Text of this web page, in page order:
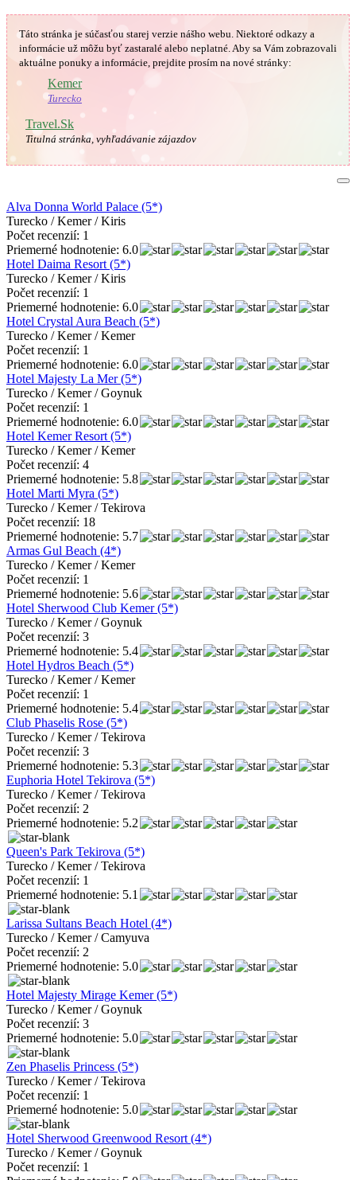
Táto stránka je súčasťou starej verzie nášho webu. Niektoré odkazy a
informácie už môžu byť zastaralé alebo neplatné.Aby sa Vám zobrazovali
aktuálne ponuky a informácie, prejdite prosím na nové stránky:
Kemer
Turecko
Travel.Sk
Titulná stránka, vyhľadávanie zájazdov
Alva Donna World Palace (5*)
Turecko / Kemer / Kiris
Počet recenzií: 1
Priemerné hodnotenie: 6.0
Hotel Daima Resort (5*)
Turecko / Kemer / Kiris
Počet recenzií: 1
Priemerné hodnotenie: 6.0
Hotel Crystal Aura Beach (5*)
Turecko / Kemer / Kemer
Počet recenzií: 1
Priemerné hodnotenie: 6.0
Hotel Majesty La Mer (5*)
Turecko / Kemer / Goynuk
Počet recenzií: 1
Priemerné hodnotenie: 6.0
Hotel Kemer Resort (5*)
Turecko / Kemer / Kemer
Počet recenzií: 4
Priemerné hodnotenie: 5.8
Hotel Marti Myra (5*)
Turecko / Kemer / Tekirova
Počet recenzií: 18
Priemerné hodnotenie: 5.7
Armas Gul Beach (4*)
Turecko / Kemer / Kemer
Počet recenzií: 1
Priemerné hodnotenie: 5.6
Hotel Sherwood Club Kemer (5*)
Turecko / Kemer / Goynuk
Počet recenzií: 3
Priemerné hodnotenie: 5.4
Hotel Hydros Beach (5*)
Turecko / Kemer / Kemer
Počet recenzií: 1
Priemerné hodnotenie: 5.4
Club Phaselis Rose (5*)
Turecko / Kemer / Tekirova
Počet recenzií: 3
Priemerné hodnotenie: 5.3
Euphoria Hotel Tekirova (5*)
Turecko / Kemer / Tekirova
Počet recenzií: 2
Priemerné hodnotenie: 5.2
Queen's Park Tekirova (5*)
Turecko / Kemer / Tekirova
Počet recenzií: 1
Priemerné hodnotenie: 5.1
Larissa Sultans Beach Hotel (4*)
Turecko / Kemer / Camyuva
Počet recenzií: 2
Priemerné hodnotenie: 5.0
Hotel Majesty Mirage Kemer (5*)
Turecko / Kemer / Goynuk
Počet recenzií: 3
Priemerné hodnotenie: 5.0
Zen Phaselis Princess (5*)
Turecko / Kemer / Tekirova
Počet recenzií: 1
Priemerné hodnotenie: 5.0
Hotel Sherwood Greenwood Resort (4*)
Turecko / Kemer / Goynuk
Počet recenzií: 1